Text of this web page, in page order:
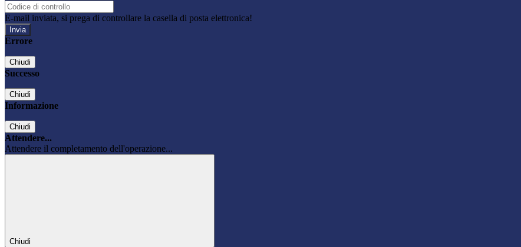
E-mail inviata, si prega di controllare la casella di posta elettronica!
Errore
Chiudi
Successo
Chiudi
Informazione
Chiudi
Attendere...
Attendere il completamento dell'operazione...
Chiudi